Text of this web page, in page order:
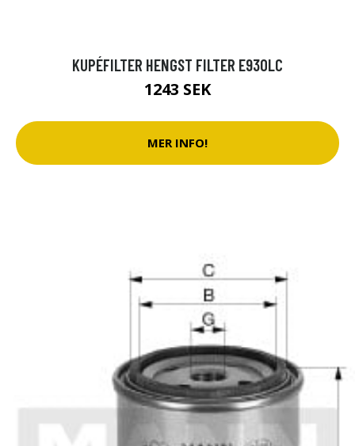
KUPÉFILTER HENGST FILTER E930LC
1243 SEK
MER INFO!